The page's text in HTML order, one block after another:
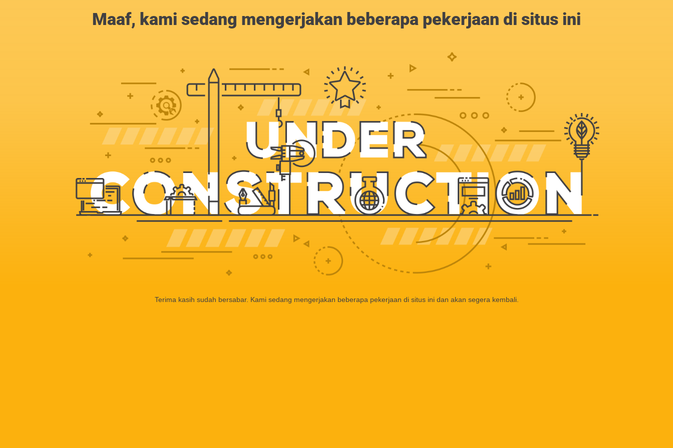
Maaf, kami sedang mengerjakan beberapa pekerjaan di situs ini
Terima kasih sudah bersabar. Kami sedang mengerjakan beberapa pekerjaan di situs ini dan akan segera kembali.